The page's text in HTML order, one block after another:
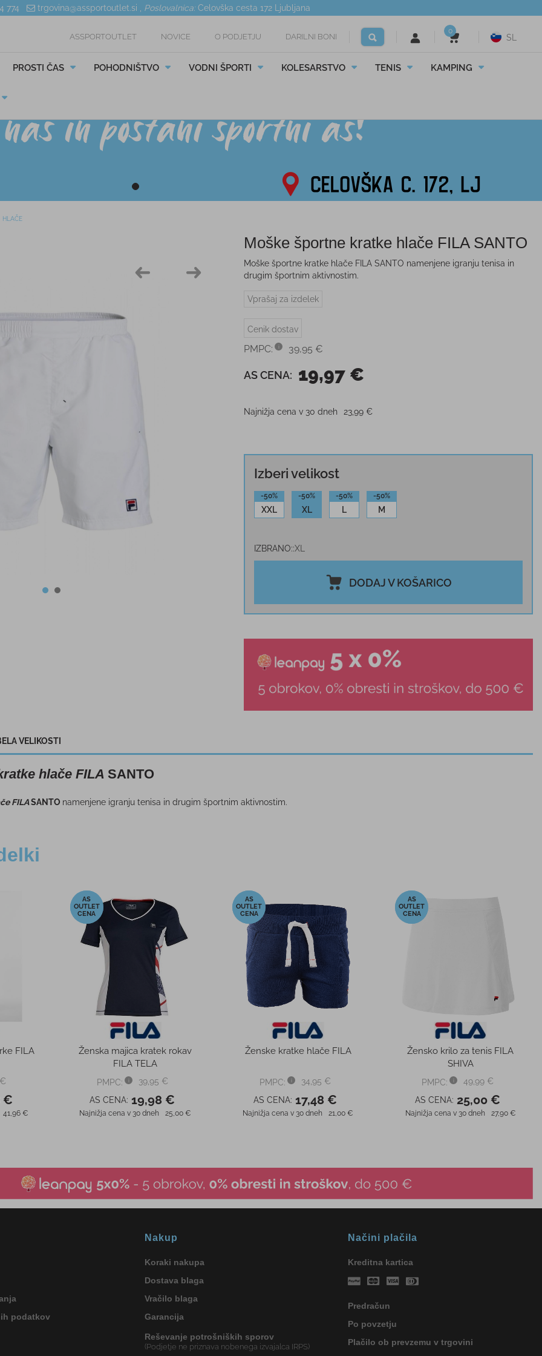
774 trgovina@assportoutlet.si Poslovalnica: Celovška cesta 172Ljubljana
ASSPORTOUTLET NOVICE O PODJETJU DARILNI BONI
0
SL
PROSTI ČAS POHODNIŠTVO VODNI ŠPORTI KOLESARSTVO TENIS KAMPING
HLAČE
Moške športne kratke hlače FILA SANTO
Moške športne kratke hlače FILA SANTO namenjene igranju tenisa in
drugim športnim aktivnostim.
Vprašaj za izdelek
Cenik dostav
PMPC: 39,95 €
AS CENA: 19,97 €
Najnižja cena v 30 dneh 23,99 €
Izberi velikost
-50%
XXL
-50%
XL
-50%
L
-50%
M
IZBRANO: XL
DODAJ V KOŠARICO
VELIKOSTI
hlače FILA SANTO
FILASANTO namenjene igranju tenisa in drugim športnim aktivnostim.
FILA
€
€
-50%
Moške dolge pajkice FILA
PMPC:
49,95 €
AS CENA:
24,98 €
Najnižja cena v 30 dneh
-50%
Moška jopica z kapuco FILA
ROBIN
79,99 €
AS CENA:
40,00 €
Najnižja cena v 30 dneh 43,00 €
-50%
Ženska trenirka FILA KARLA
od 29,90 €
podatkov
Nakup
Koraki nakupa
Dostava blaga
Vračilo blaga
Garancija
Reševanje potrošniških sporov
(Podjetje ne priznava nobenega izvajalca IRPS)
Načini plačila
Kreditna kartica
Predračun
Po povzetju
Plačilo ob prevzemu v trgovini